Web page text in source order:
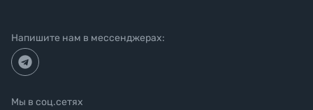
Напишите нам в мессенджерах:
Мы в соц.сетях